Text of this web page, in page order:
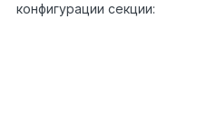
конфигурации секции: